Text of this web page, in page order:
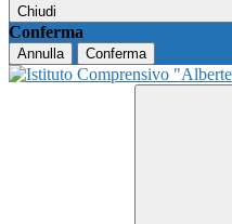
Chiudi
Conferma
Annulla Conferma